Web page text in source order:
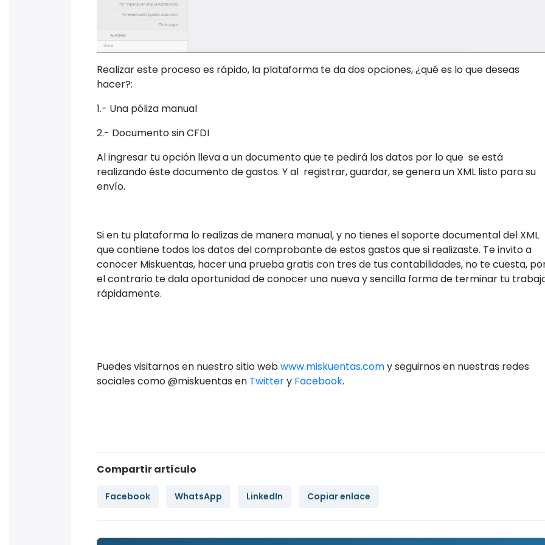
Realizar este proceso es rápido, la plataforma te da dos opciones, ¿qué es lo que deseas
hacer?:
1.- Una póliza manual
2.- Documento sin CFDI
Al ingresar tu opción lleva a un documento que te pedirá los datos por lo que se está
realizando éste documento de gastos. Y al registrar, guardar, se genera un XML listo para su
envío.
Si en tu plataforma lo realizas de manera manual, y no tienes el soporte documental del XML
que contiene todos los datos del comprobante de estos gastos que si realizaste. Te invito a
conocer Miskuentas, hacer una prueba gratis con tres de tus contabilidades, no te cuesta,
el contrario te dala oportunidad de conocer una nueva y sencilla forma de terminar tu
rápidamente.
Puedes visitarnos en nuestro sitio webwww.miskuentas.comy seguirnos en nuestras redes
sociales como @miskuentas en Twittery Facebook.
Compartir artículo
Facebook WhatsApp LinkedIn Copiar enlace